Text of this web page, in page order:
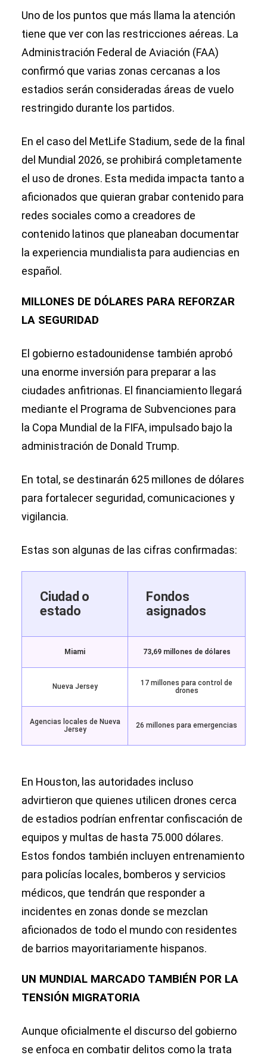
Uno de los puntos que más llama la atención
tiene que ver con las restricciones aéreas. La
Administración Federal de Aviación (FAA)
confirmó que varias zonas cercanas a los
estadios serán consideradas áreas de vuelo
restringido durante los partidos.
En el caso del MetLife Stadium, sede de la final
del Mundial 2026, se prohibirá completamente
el uso de drones. Esta medida impacta tanto a
aficionados que quieran grabar contenido para
redes sociales como a creadores de
contenido latinos que planeaban documentar
la experiencia mundialista para audiencias en
español.
MILLONES DE DÓLARES PARA REFORZAR
LA SEGURIDAD
El gobierno estadounidense también aprobó
una enorme inversión para preparar a las
ciudades anfitrionas. El financiamiento llegará
mediante el Programa de Subvenciones para
la Copa Mundial de la FIFA, impulsado bajo la
administración de Donald Trump.
En total, se destinarán 625 millones de dólares
para fortalecer seguridad, comunicaciones y
vigilancia.
Estas son algunas de las cifras confirmadas:
Ciudad o
estado
Fondos
asignados
Miami 73,69 millones de dólares
Nueva Jersey
17 millones para control de
drones
Agencias locales de Nueva
Jersey
26 millones para emergencias
En Houston, las autoridades incluso
advirtieron que quienes utilicen drones cerca
de estadios podrían enfrentar confiscación de
equipos y multas de hasta 75.000 dólares.
Estos fondos también incluyen entrenamiento
para policías locales, bomberos y servicios
médicos, que tendrán que responder a
incidentes en zonas donde se mezclan
aficionados de todo el mundo con residentes
de barrios mayoritariamente hispanos.
UN MUNDIAL MARCADO TAMBIÉN POR LA
TENSIÓN MIGRATORIA
Aunque oficialmente el discurso del gobierno
se enfoca en combatir delitos como la trata